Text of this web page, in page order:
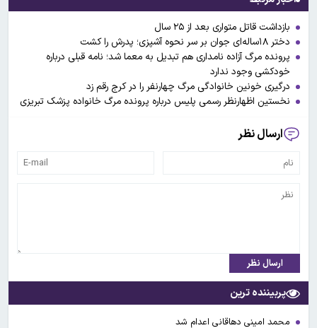
بازداشت قاتل متواری بعد از ۲۵ سال
دختر ۱۸ساله‌ای جوان بر سر نحوه آشپزی؛ پدرش را کشت
پرونده مرگ آزاده نامداری هم تبدیل به معما شد؛ نامه قبلی درباره
خودکشی وجود ندارد
درگیری خونین خانوادگی مرگ چهارنفر را در کرج رقم زد
نخستین اظهارنظر رسمی پلیس درباره پرونده مرگ خانواده پزشک تبریزی
ارسال نظر
ارسال نظر
پربیننده ترین
محمد امینی دهاقانی اعدام شد